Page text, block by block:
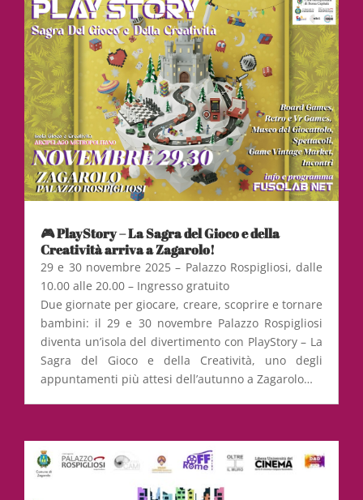
🎮 PlayStory – La Sagra del Gioco e della
Creatività arriva a Zagarolo!
29 e 30 novembre 2025 – Palazzo Rospigliosi, dalle
10.00 alle 20.00 – Ingresso gratuito
Due giornate per giocare, creare, scoprire e tornare
bambini: il 29 e 30 novembre Palazzo Rospigliosi
diventa un’isola del divertimento con PlayStory – La
Sagra del Gioco e della Creatività, uno degli
appuntamenti più attesi dell’autunno a Zagarolo…